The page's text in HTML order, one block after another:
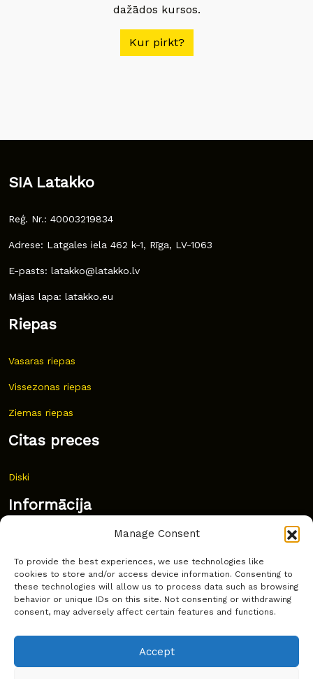
Manage Consent
To provide the best experiences, we use technologies like
cookies to store and/or access device information. Consenting to
these technologies will allow us to process data such as browsing
behavior or unique IDs on this site. Not consenting or withdrawing
consent, may adversely affect certain features and functions.
Accept
dažādos kursos.
Kur pirkt?
SIA Latakko
Reģ. Nr.: 40003219834
Adrese: Latgales iela 462 k-1, Rīga, LV-1063
E-pasts: latakko@latakko.lv
Mājas lapa: latakko.eu
Riepas
Vasaras riepas
Vissezonas riepas
Ziemas riepas
Citas preces
Diski
Informācija
Bieži uzdoti jautājumi
Kur pirkt?
Sīkdatņu politika